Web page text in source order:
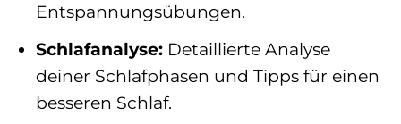
Entspannungsübungen.
Schlafanalyse:Detaillierte Analyse
deiner Schlafphasen und Tipps für einen
besseren Schlaf.